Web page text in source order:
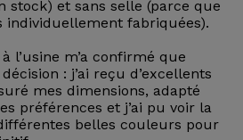
stock) et sans selle (parce que
individuellement fabriquées).
l’usine m’a confirmé que
: j’ai reçu d’excellents
mes dimensions, adapté
préférences et j’ai pu voir la
belles couleurs pour